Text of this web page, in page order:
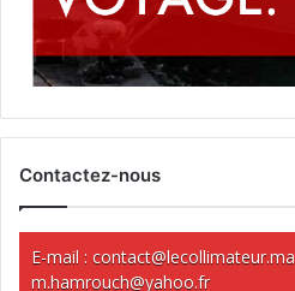
Contactez-nous
E-mail : contact@lecollimateur.ma
m.hamrouch@yahoo.fr